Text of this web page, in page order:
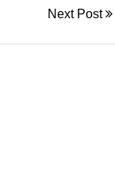
Next Post